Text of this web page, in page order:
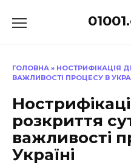
до
ГОЛОВНА » НОСТРИФІКАЦІЯ
ВАЖЛИВОСТІ ПРОЦЕСУ В
розкриття
важливості
Україні